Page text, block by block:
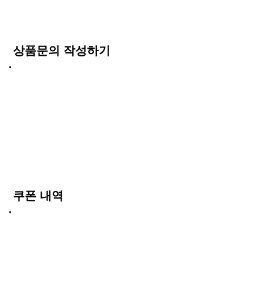
상품문의 작성하기
쿠폰 내역